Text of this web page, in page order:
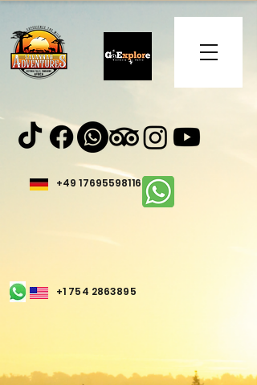
+49 17695598116
+1 754 2863895